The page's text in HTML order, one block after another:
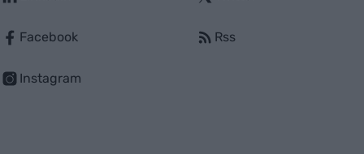
Facebook
Instagram
Rss